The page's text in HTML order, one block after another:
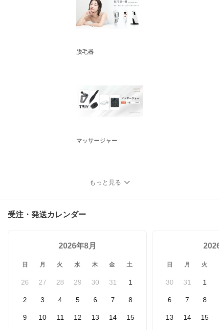
脱毛器
マッサージャー
もっと見る
受注・発送カレンダー
2026年8月
日 月 火 水 木 金 土
26 27 28 29 30 31 1
2 3 4 5 6 7 8
9 10 11 12 13 14 15
日 月 火
30 31 1
6 7 8
13 14 15